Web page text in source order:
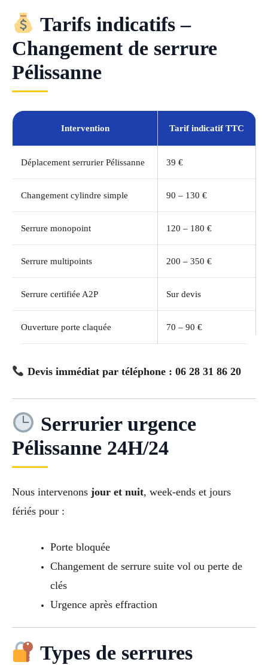
Tarifs indicatifs –
Changement de serrure
Pélissanne
Intervention Tarif indicatif TTC
Déplacement serrurier Pélissanne 39 €
Changement cylindre simple 90 – 130 €
Serrure monopoint 120 – 180 €
Serrure multipoints 200 – 350 €
Serrure certifiée A2P Sur devis
Ouverture porte claquée 70 – 90 €
Devis immédiat par téléphone : 06 28 31 86 20
Serrurier urgence
Pélissanne 24H/24
Nous intervenons jour et nuit, week-ends et jours
fériés pour :
Porte bloquée
Changement de serrure suite vol ou perte de
clés
Urgence après effraction
Types de serrures